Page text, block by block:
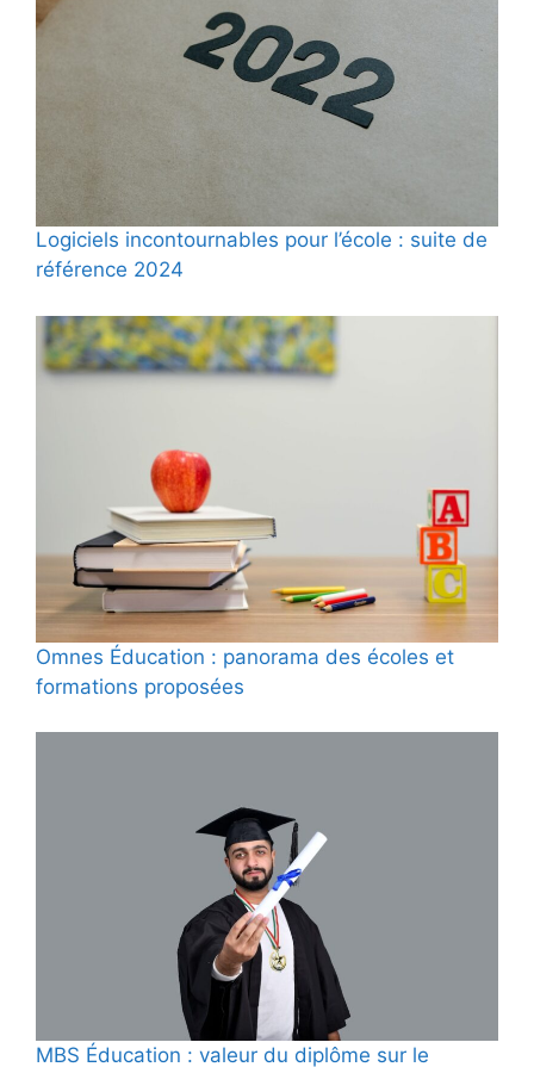
Logiciels incontournables pour l’école : suite de
référence 2024
Omnes Éducation : panorama des écoles et
formations proposées
MBS Éducation : valeur du diplôme sur le